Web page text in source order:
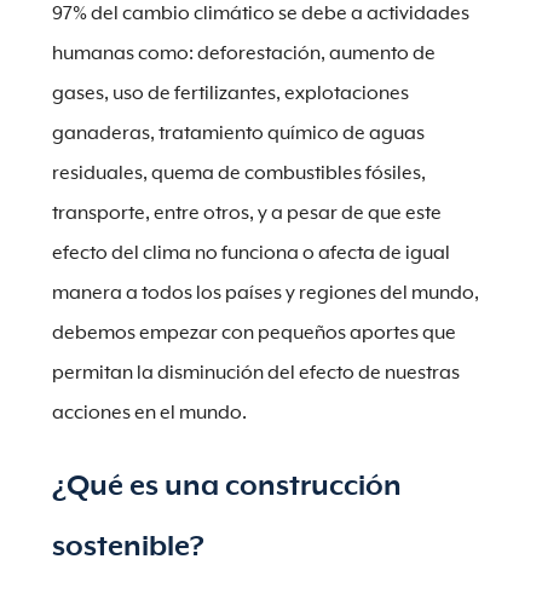
97% del cambio climático se debe a actividades
humanas como: deforestación, aumento de
gases, uso de fertilizantes, explotaciones
ganaderas, tratamiento químico de aguas
residuales, quema de combustibles fósiles,
transporte, entre otros, y a pesar de que este
efecto del clima no funciona o afecta de igual
manera a todos los países y regiones del mundo,
debemos empezar con pequeños aportes que
permitan la disminución del efecto de nuestras
acciones en el mundo.
¿Qué es una construcción
sostenible?